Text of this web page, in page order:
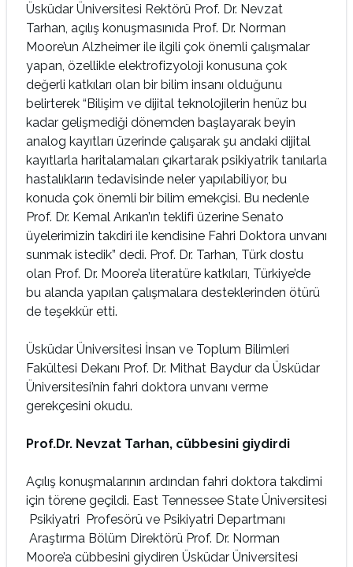
Üsküdar Üniversitesi Rektörü Prof. Dr. Nevzat
Tarhan, açılış konuşmasınıda Prof. Dr. Norman
Moore’un Alzheimer ile ilgili çok önemli çalışmalar
yapan, özellikle elektrofizyoloji konusuna çok
değerli katkıları olan bir bilim insanı olduğunu
belirterek “Bilişim ve dijital teknolojilerin henüz bu
kadar gelişmediği dönemden başlayarak beyin
analog kayıtları üzerinde çalışarak şu andaki dijital
kayıtlarla haritalamaları çıkartarak psikiyatrik tanılarla
hastalıkların tedavisinde neler yapılabiliyor, bu
konuda çok önemli bir bilim emekçisi. Bu nedenle
Prof. Dr. Kemal Arıkan’ın teklifi üzerine Senato
üyelerimizin takdiri ile kendisine Fahri Doktora unvanı
sunmak istedik” dedi. Prof. Dr. Tarhan, Türk dostu
olan Prof. Dr. Moore’a literatüre katkıları, Türkiye’de
bu alanda yapılan çalışmalara desteklerinden ötürü
de teşekkür etti.
Üsküdar Üniversitesi İnsan ve Toplum Bilimleri
Fakültesi Dekanı Prof. Dr. Mithat Baydur da Üsküdar
Üniversitesi’nin fahri doktora unvanı verme
gerekçesini okudu.
Prof.Dr. Nevzat Tarhan, cübbesini giydirdi
Açılış konuşmalarının ardından fahri doktora takdimi
için törene geçildi. East Tennessee State Üniversitesi
Psikiyatri Profesörü ve Psikiyatri Departmanı
Araştırma Bölüm Direktörü Prof. Dr. Norman
Moore’a cübbesini giydiren Üsküdar Üniversitesi